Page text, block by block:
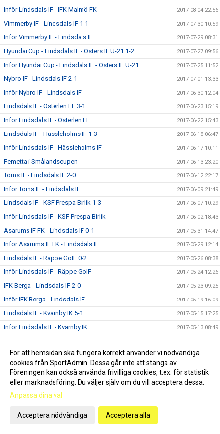
Inför Lindsdals IF - IFK Malmö FK 2017-08-04 22:56
Vimmerby IF - Lindsdals IF 1-1 2017-07-30 10:59
Inför Vimmerby IF - Lindsdals IF 2017-07-29 08:31
Hyundai Cup - Lindsdals IF - Östers IF U-21 1-2 2017-07-27 09:56
Inför Hyundai Cup - Lindsdals IF - Östers IF U-21 2017-07-25 11:52
Nybro IF - Lindsdals IF 2-1 2017-07-01 13:33
Inför Nybro IF - Lindsdals IF 2017-06-30 12:04
Lindsdals IF - Österlen FF 3-1 2017-06-23 15:19
Inför Lindsdals IF - Österlen FF 2017-06-22 15:43
Lindsdals IF - Hässleholms IF 1-3 2017-06-18 06:47
Inför Lindsdals IF - Hässleholms IF 2017-06-17 10:11
Femetta i Smålandscupen 2017-06-13 23:20
Torns IF - Lindsdals IF 2-0 2017-06-12 22:17
Inför Torns IF - Lindsdals IF 2017-06-09 21:49
Lindsdals IF - KSF Prespa Birlik 1-3 2017-06-07 10:29
Inför Lindsdals IF - KSF Prespa Birlik 2017-06-02 18:43
Asarums IF FK - Lindsdals IF 0-1 2017-05-31 14:47
Inför Asarums IF FK - Lindsdals IF 2017-05-29 12:14
Lindsdals IF - Räppe GoIF 0-2 2017-05-26 08:38
Inför Lindsdals IF - Räppe GoIF 2017-05-24 12:26
IFK Berga - Lindsdals IF 2-0 2017-05-23 09:25
Inför IFK Berga - Lindsdals IF 2017-05-19 16:09
Lindsdals IF - Kvarnby IK 5-1 2017-05-15 17:25
Inför Lindsdals IF - Kvarnby IK 2017-05-13 08:49
Inför IFK Hässleholm - Lindsdals IF 2017-05-06 07:01
Lindsdals IF - Lunds BK 1-3 2017-04-30 10:54
Inför Lindsdals IF - Lunds BK 2017-04-28 19:38
IFK Malmö FK - Lindsdals IF 1-2
För att hemsidan ska fungera korrekt använder vi nödvändiga
cookies från SportAdmin. Dessa går inte att stänga av.
Föreningen kan också använda frivilliga cookies, t.ex. för statistik
eller marknadsföring. Du väljer själv om du vill acceptera dessa.
Anpassa dina val
Acceptera nödvändiga Acceptera alla